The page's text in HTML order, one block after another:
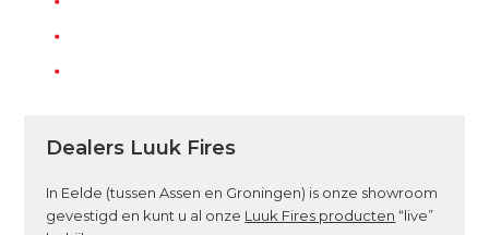
Dealers Luuk Fires
In Eelde (tussen Assen en Groningen) is onze showroom
gevestigd en kunt u al onze Luuk Fires producten “live”